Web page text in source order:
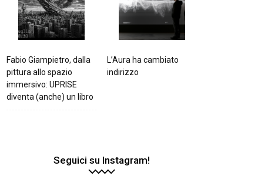
Fabio Giampietro, dalla
pittura allo spazio
immersivo: UPRISE
diventa (anche) un libro
L’Aura ha cambiato
indirizzo
Seguici su Instagram!